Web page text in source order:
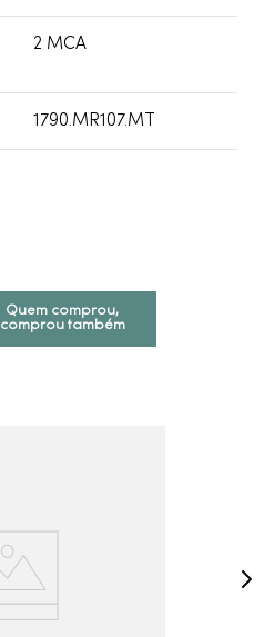
2 MCA
1790.MR107.MT
Quem comprou,
comprou também